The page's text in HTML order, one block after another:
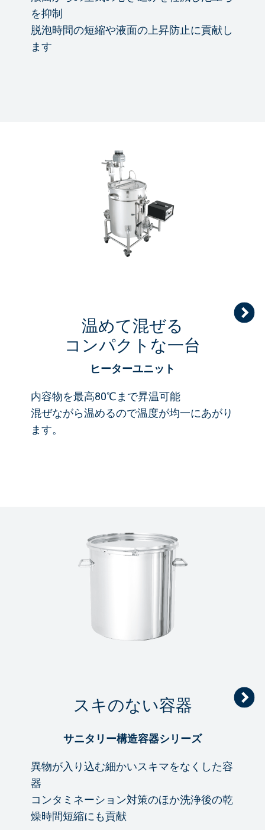
を抑制
脱泡時間の短縮や液面の上昇防止に貢献し
ます
温めて混ぜる
コンパクトな一台
ヒーターユニット
内容物を最高80℃まで昇温可能
混ぜながら温めるので温度が均一にあがり
ます。
スキのない容器
サニタリー構造容器シリーズ
異物が入り込む細かいスキマをなくした容
器
コンタミネーション対策のほか洗浄後の乾
燥時間短縮にも貢献